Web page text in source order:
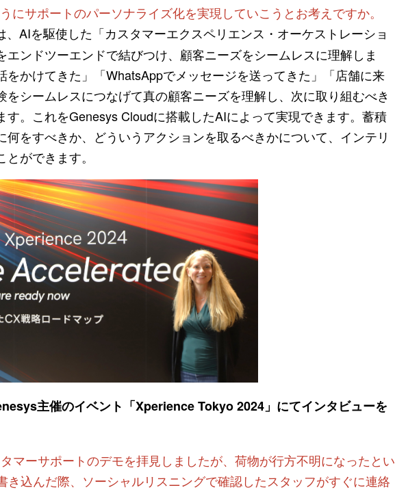
にサポートのパーソナライズ化を実現していこうとお考えですか。
AIを駆使した「カスタマーエクスペリエンス・オーケストレーショ
エンドツーエンドで結びつけ、顧客ニーズをシームレスに理解しま
をかけてきた」「WhatsAppでメッセージを送ってきた」「店舗に来
をシームレスにつなげて真の顧客ニーズを理解し、次に取り組むべき
す。これをGenesys Cloudに搭載したAIによって実現できます。蓄積
何をすべきか、どういうアクションを取るべきかについて、インテリ
ができます。
主催のイベント「Xperience Tokyo 2024」にてインタビューを
マーサポートのデモを拝見しましたが、荷物が行方不明になったとい
き込んだ際、ソーシャルリスニングで確認したスタッフがすぐに連絡